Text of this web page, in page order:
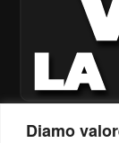
Diamo